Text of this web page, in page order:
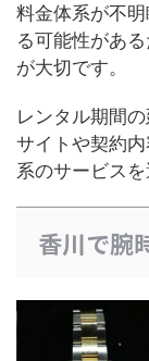
料金体系が不
る可能性があ
が大切です。
レンタル期間
サイトや契約
系のサービスを
香川で腕